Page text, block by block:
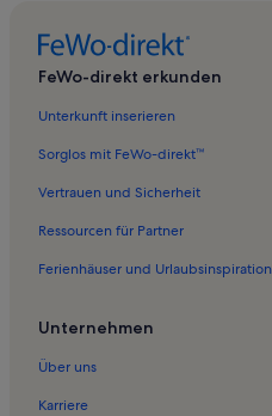
FeWo-direkt erkunden
Unterkunft inserieren
Sorglos mit FeWo-direkt™
Vertrauen und Sicherheit
Ressourcen für Partner
Ferienhäuser und Urlaubsinspiration
Unternehmen
Über uns
Karriere